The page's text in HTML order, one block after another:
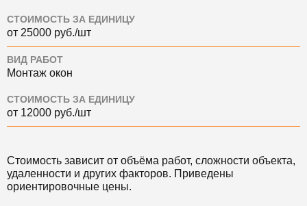
СТОИМОСТЬ ЗА ЕДИНИЦУ
от 25000 руб./шт
ВИД РАБОТ
Монтаж окон
СТОИМОСТЬ ЗА ЕДИНИЦУ
от 12000 руб./шт
Стоимость зависит от объёма работ, сложности объекта,
удаленности и других факторов. Приведены
ориентировочные цены.